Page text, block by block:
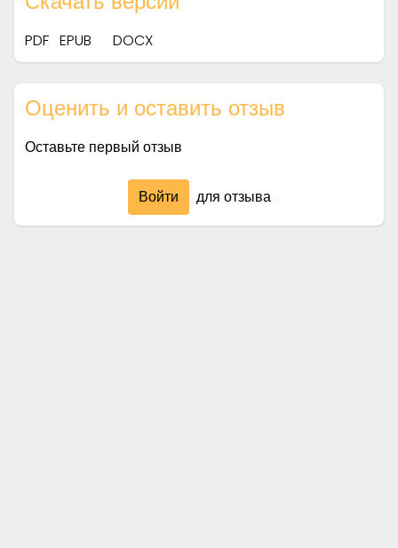
PDF EPUB DOCX
Оценить и оставить отзыв
Оставьте первый отзыв
Войти для отзыва